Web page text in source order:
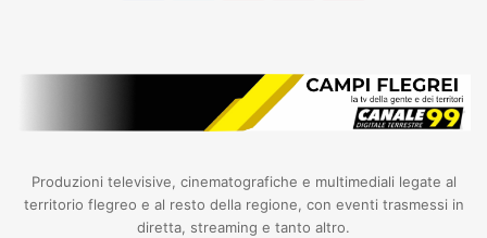
Produzioni televisive, cinematografiche e multimediali legate al
territorio flegreo e al resto della regione, con eventi trasmessi in
diretta, streaming e tanto altro.